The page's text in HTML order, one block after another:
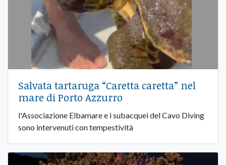
Salvata tartaruga “Caretta caretta” nel
mare di Porto Azzurro
l'Associazione Elbamare e i subacquei del Cavo Diving
sono intervenuti con tempestività